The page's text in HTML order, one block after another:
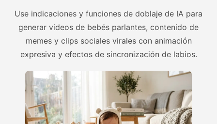
Use indicaciones y funciones de doblaje de IA para
generar videos de bebés parlantes, contenido de
memes y clips sociales virales con animación
expresiva y efectos de sincronización de labios.